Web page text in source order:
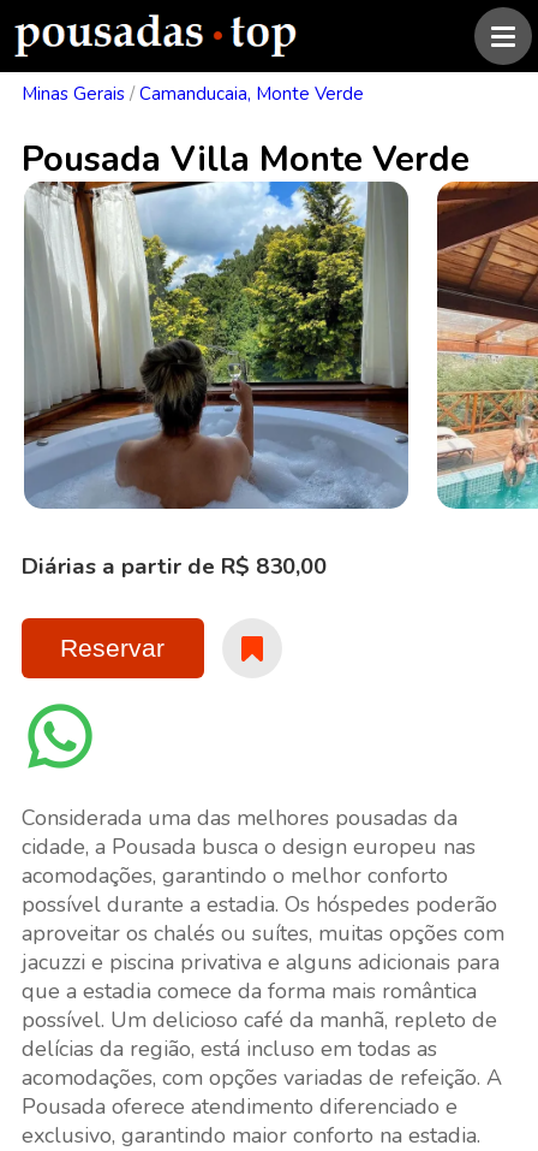
Minas Gerais / Camanducaia, Monte Verde
Pousada Villa Monte Verde
Diárias a partir de R$ 830,00
Reservar
Considerada uma das melhores pousadas da
cidade, a Pousada busca o design europeu nas
acomodações, garantindo o melhor conforto
possível durante a estadia. Os hóspedes poderão
aproveitar os chalés ou suítes, muitas opções com
jacuzzi e piscina privativa e alguns adicionais para
que a estadia comece da forma mais romântica
possível. Um delicioso café da manhã, repleto de
delícias da região, está incluso em todas as
acomodações, com opções variadas de refeição. A
Pousada oferece atendimento diferenciado e
exclusivo, garantindo maior conforto na estadia.